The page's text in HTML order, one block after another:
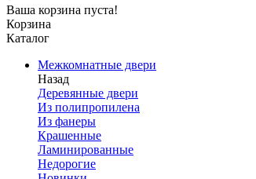
Ваша корзина пуста!
Корзина
Каталог
Межкомнатные двери
Назад
Деревянные двери
Из полипропилена
Из фанеры
Крашенные
Ламинированные
Недорогие